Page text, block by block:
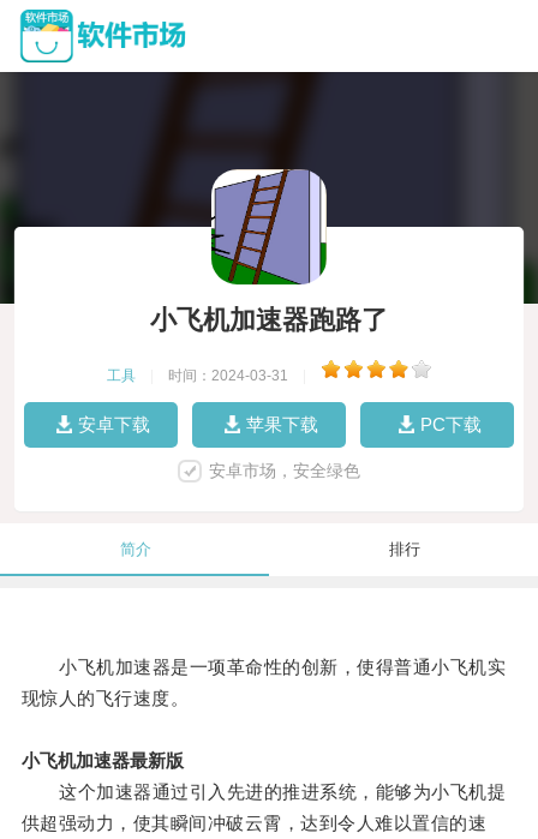
小飞机加速器跑路了
工具 时间：2024-03-31
安卓下载 苹果下载 PC下载
安卓市场，安全绿色
简介 排行
小飞机加速器是一项革命性的创新，使得普通小飞机实
现惊人的飞行速度。
小飞机加速器最新版
这个加速器通过引入先进的推进系统，能够为小飞机提
供超强动力，使其瞬间冲破云霄，达到令人难以置信的速